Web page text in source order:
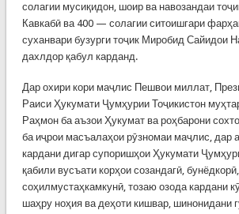
солагии мусиқидон, шоир ва навозандаи
Кавкабӣ ва 400 — солагии ситоишгари
суханвари бузурги тоҷик Миробид Сайидои
дахлдор қабул карданд.
Дар охири кори маҷлис Пешвои миллат,
Раиси Ҳукумати Ҷумҳурии Тоҷикистон
Раҳмон ба аъзои Ҳукумат ва роҳбарони
ба иҷрои масъалаҳои рӯзномаи маҷлис, дар
кардани дигар супоришҳои Ҳукумати
қабили вусъати корҳои созандагӣ,
соҳилмустаҳкамкунӣ, тозаю озода кардани
шаҳру ноҳия ва деҳоти кишвар, шинонидани